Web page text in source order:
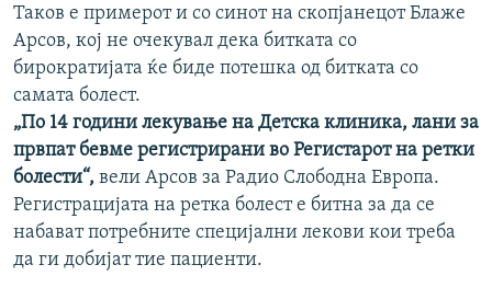
Таков е примерот и со синот на скопјанецот Блаже
Арсов, кој не очекувал дека битката со
бирократијата ќе биде потешка од битката со
самата болест.
„По 14 години лекување на Детска клиника, лани за
првпат бевме регистрирани во Регистарот на ретки
болести“, вели Арсов за Радио Слободна Европа.
Регистрацијата на ретка болест е битна за да се
набават потребните специјални лекови кои треба
да ги добијат тие пациенти.